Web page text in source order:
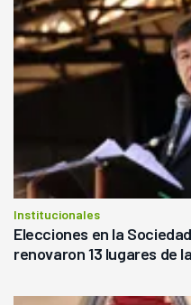
Institucionales
Elecciones en la
renovaron 13 lugares de